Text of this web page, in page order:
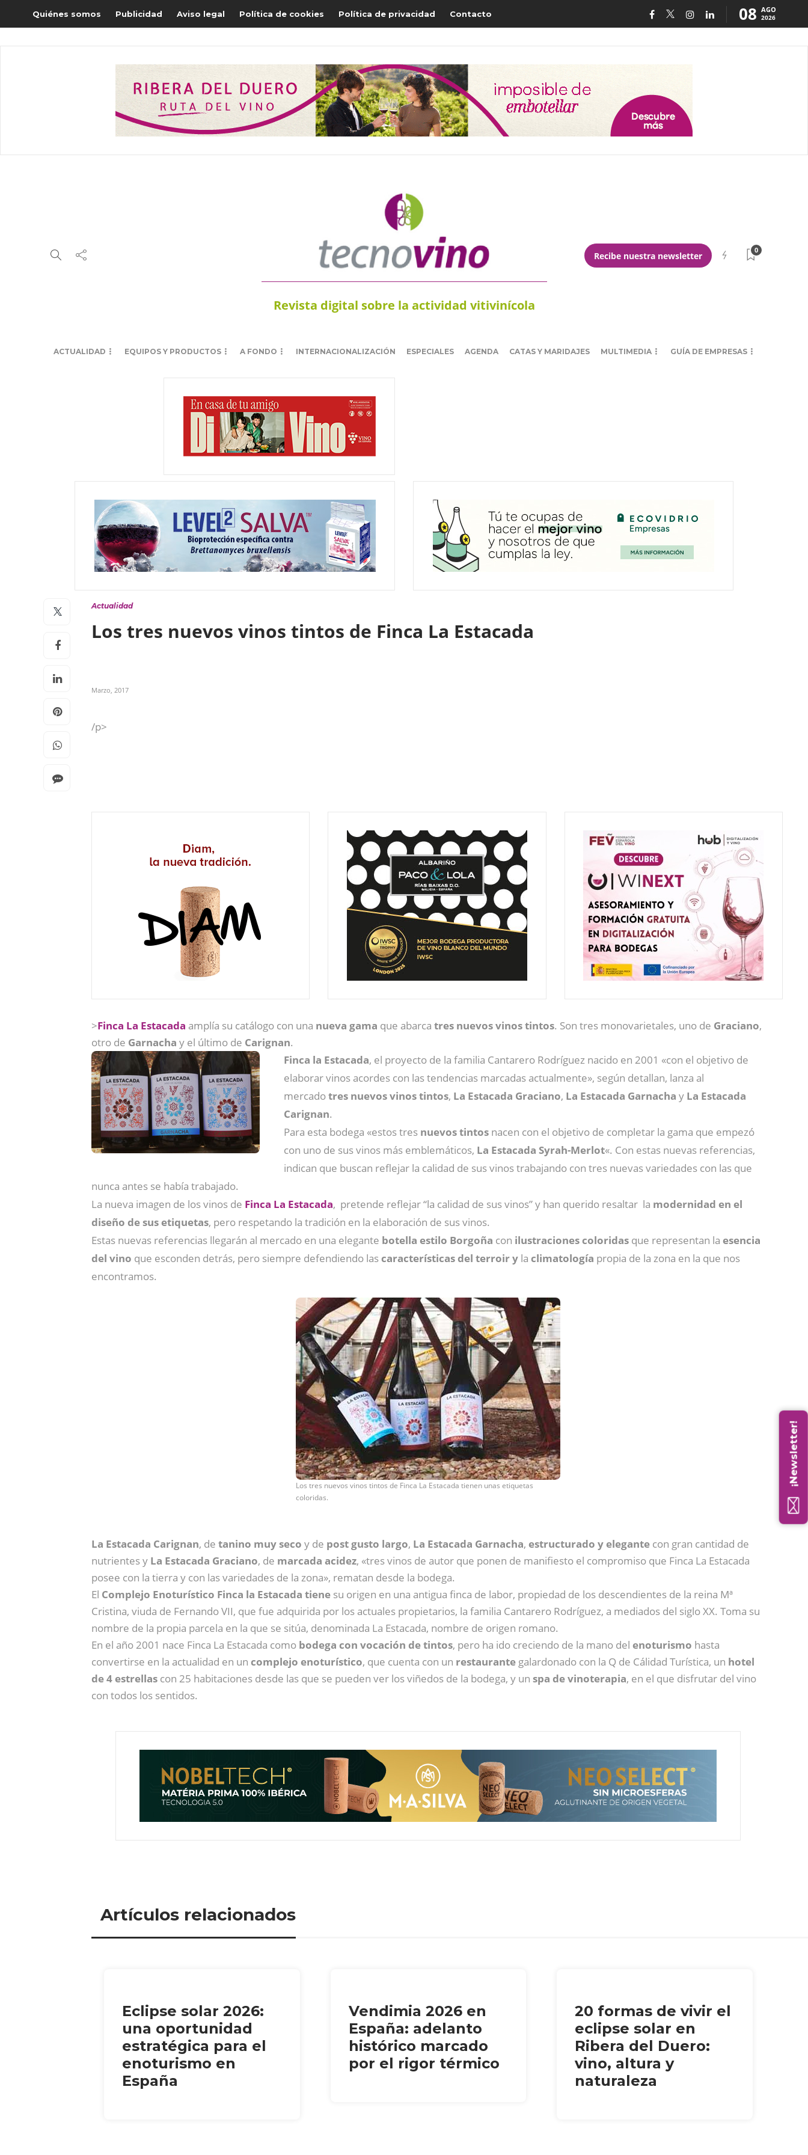
Quiénes somos Publicidad Aviso legal Política de cookies Política de privacidad Contacto 08 AGO
2026
Revista digital sobre la actividad vitivinícola
Recibe nuestra newsletter
0
ACTUALIDAD EQUIPOS Y PRODUCTOS A FONDO INTERNACIONALIZACIÓN ESPECIALES AGENDA CATAS Y MARIDAJES MULTIMEDIA GUÍA DE EMPRESAS
Actualidad
Los tres nuevos vinos tintos de Finca La Estacada
Marzo, 2017
/p>
>Finca La Estacada amplía su catálogo con una nueva gama que abarca tres nuevos vinos tintos. Son tres monovarietales, uno de Graciano,
otro de Garnacha y el último de Carignan.
Finca la Estacada, el proyecto de la familia Cantarero Rodríguez nacido en 2001 «con el objetivo de
elaborar vinos acordes con las tendencias marcadas actualmente», según detallan, lanza al
mercadotres nuevos vinos tintos, La Estacada Graciano, La Estacada Garnacha y La Estacada
Carignan.
Para esta bodega «estos tres nuevos tintos nacen con el objetivo de completar la gama que empezó
con uno de sus vinos más emblemáticos, La Estacada Syrah-Merlot«. Con estas nuevas referencias,
indican que buscan reflejar la calidad de sus vinos trabajando con tres nuevas variedades con las que
nunca antes se había trabajado.
La nueva imagen de los vinos de Finca La Estacada, pretende reflejar “la calidad de sus vinos” y han querido resaltar la modernidad en el
diseño de sus etiquetas, pero respetando la tradición en la elaboración de sus vinos.
Estas nuevas referencias llegarán al mercado en una elegante botella estilo Borgoña con ilustraciones coloridas que representan la esencia
del vino que esconden detrás, pero siempre defendiendo lascaracterísticas del terroir y la climatología propia de la zona en la que nos
encontramos.
Los tres nuevos vinos tintos de Finca La Estacada tienen unas etiquetas
coloridas.
La Estacada Carignan, de tanino muy seco y de post gusto largo, La Estacada Garnacha, estructurado y elegante con gran cantidad de
nutrientes y La Estacada Graciano, de marcada acidez, «tres vinos de autor que ponen de manifiesto el compromiso que Finca La Estacada
posee con la tierra y con las variedades de la zona», rematan desde la bodega.
El Complejo Enoturístico Finca la Estacada tiene su origen en una antigua finca de labor, propiedad de los descendientes de la reina Mª
Cristina, viuda de Fernando VII, que fue adquirida por los actuales propietarios, la familia Cantarero Rodríguez, a mediados del siglo XX. Toma su
nombre de la propia parcela en la que se sitúa, denominada La Estacada, nombre de origen romano.
En el año 2001 nace Finca La Estacada como bodega con vocación de tintos, pero ha ido creciendo de la mano del enoturismo hasta
convertirse en la actualidad en un complejo enoturístico, que cuenta con un restaurante galardonado con la Q de Cálidad Turística, un hotel
de 4 estrellas con 25 habitaciones desde las que se pueden ver los viñedos de la bodega, y un spa de vinoterapia, en el que disfrutar del vino
con todos los sentidos.
Artículos relacionados
Eclipse solar 2026:
una oportunidad
estratégica para el
enoturismo en
España
Vendimia 2026 en
España: adelanto
histórico marcado
por el rigor térmico
20 formas de vivir el
eclipse solar en
Ribera del Duero:
vino, altura y
naturaleza
¡Newsletter!